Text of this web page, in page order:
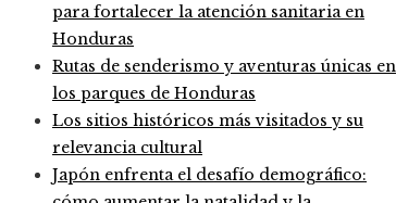
para fortalecer la atención sanitaria en
Honduras
Rutas de senderismo y aventuras únicas en
los parques de Honduras
Los sitios históricos más visitados y su
relevancia cultural
Japón enfrenta el desafío demográfico: